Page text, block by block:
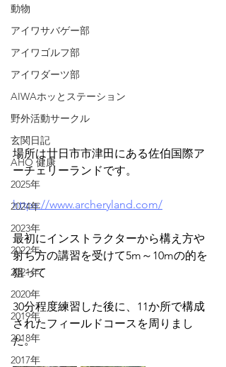
動物
アイワサバゲー部
アイワゴルフ部
アイワダーツ部
AIWAホッとステーション
野外活動サークル
玄関日記
AHO 健康
2025年
2024年
2023年
2022年
2021年
2020年
2019年
2018年
2017年
場所は廿日市市津田にある佐伯国際ア
ーチェリーランドです。
https://www.archeryland.com/
最初にインストラクターから構え方や
射ち方の講習を受けて5m～10mの的を
狙って
30分程度練習した後に、11か所で構成
されたフィールドコースを周りまし
た。